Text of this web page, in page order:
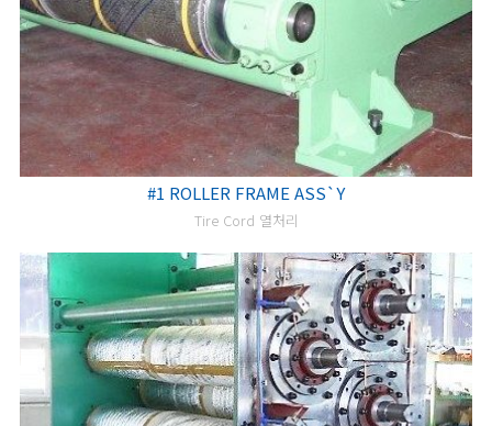
#1 ROLLER FRAME ASS`Y
Tire Cord 열처리